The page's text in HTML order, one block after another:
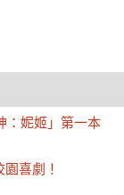
：妮姬」第一本
喜劇！